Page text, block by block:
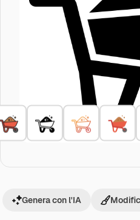
Genera con l'IA